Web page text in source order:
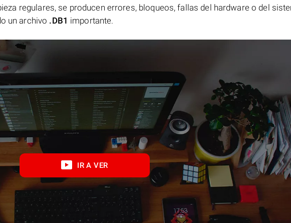
regulares, se producen errores, bloqueos, fallas del hardware o del
un archivo .DB1 importante.
IR A VER